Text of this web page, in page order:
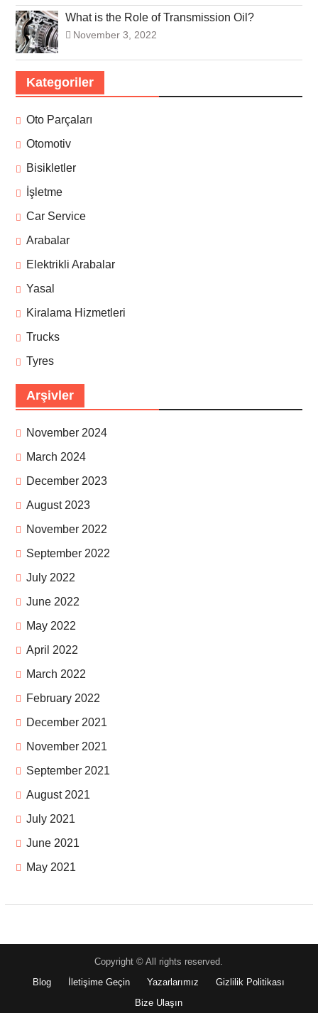
What is the Role of Transmission Oil?
November 3, 2022
Kategoriler
Oto Parçaları
Otomotiv
Bisikletler
İşletme
Car Service
Arabalar
Elektrikli Arabalar
Yasal
Kiralama Hizmetleri
Trucks
Tyres
Arşivler
November 2024
March 2024
December 2023
August 2023
November 2022
September 2022
July 2022
June 2022
May 2022
April 2022
March 2022
February 2022
December 2021
November 2021
September 2021
August 2021
July 2021
June 2021
May 2021
Copyright © All rights reserved.
Blog
İletişime Geçin Yazarlarımız
Gizlilik Politikası
Bize Ulaşın